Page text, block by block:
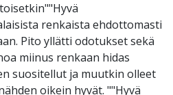
renkaista ehdottomasti
Pito yllätti odotukset sekä
miinus renkaan hidas
suositellut ja muutkin olleet
oikein hyvät. ""Hyvä